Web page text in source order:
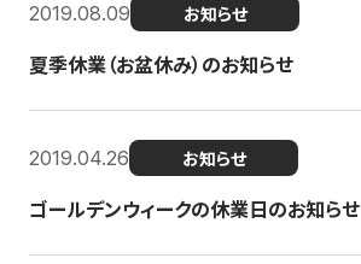
2019.08.09 お知らせ
夏季休業（お盆休み）のお知らせ
2019.04.26 お知らせ
ゴールデンウィークの休業日のお知らせ